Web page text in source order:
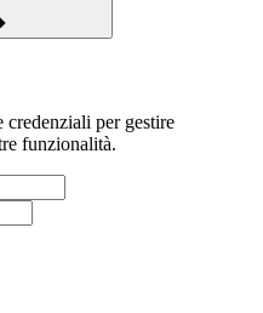
credenziali per gestire
funzionalità.